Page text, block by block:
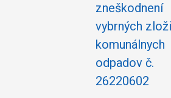
zneškodnení
vybrných
komunálnych
odpadov č.
26220602